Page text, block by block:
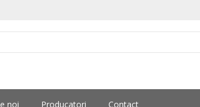
noi Producatori Contact